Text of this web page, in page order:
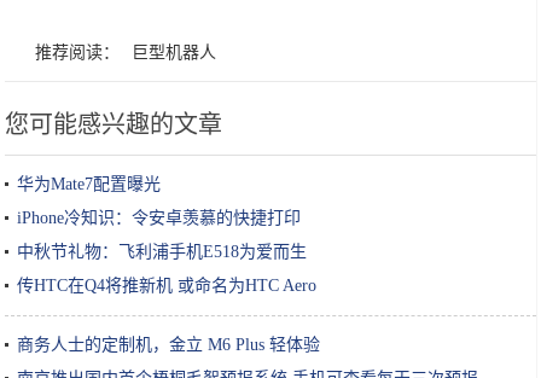
推荐阅读： 巨型机器人
您可能感兴趣的文章
华为Mate7配置曝光
iPhone冷知识：令安卓羡慕的快捷打印
中秋节礼物：飞利浦手机E518为爱而生
传HTC在Q4将推新机 或命名为HTC Aero
商务人士的定制机，金立 M6 Plus 轻体验